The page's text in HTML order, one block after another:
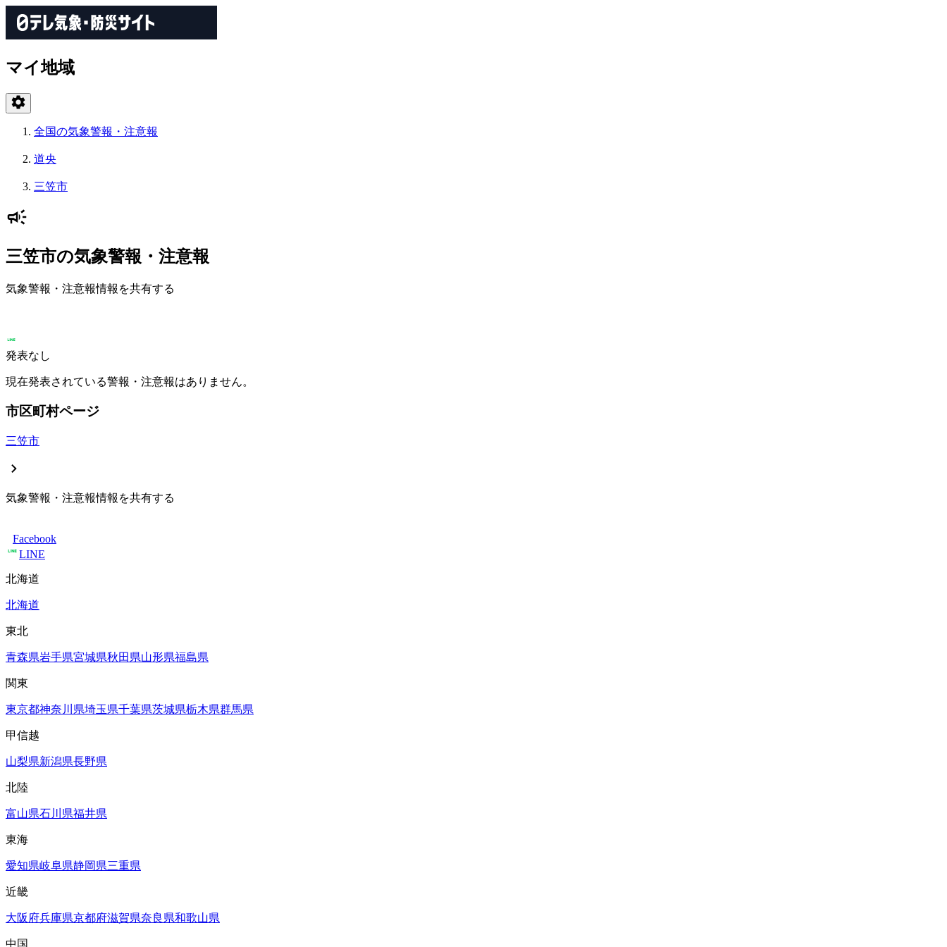
マイ地域
全国の気象警報・注意報
道央
三笠市
三笠市の気象警報・注意報
気象警報・注意報情報を共有する
発表なし
現在発表されている警報・注意報はありません。
市区町村ページ
三笠市
気象警報・注意報情報を共有する
Facebook
LINE
北海道
北海道
東北
青森県岩手県宮城県秋田県山形県福島県
関東
東京都神奈川県埼玉県千葉県茨城県栃木県群馬県
甲信越
山梨県新潟県長野県
北陸
富山県石川県福井県
東海
愛知県岐阜県静岡県三重県
近畿
大阪府兵庫県京都府滋賀県奈良県和歌山県
中国